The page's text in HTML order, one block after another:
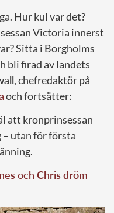
Hur kul var det?
Victoria innerst
Sitta i Borgholms
bli firad av landets
, chefredaktör på
och fortsätter:
att kronprinsessan
– utan för första
och Chris dröm